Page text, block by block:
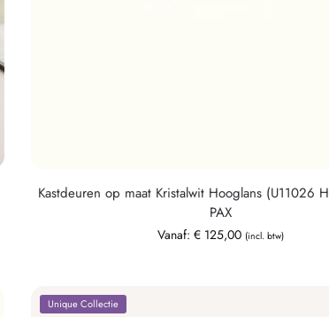
Kastdeuren op maat Kristalwit Hooglans (U11026
PAX
Vanaf:€ 125,00 (incl. btw)
Unique Collectie